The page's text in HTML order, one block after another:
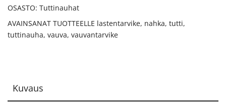
OSASTO: Tuttinauhat
AVAINSANAT TUOTTEELLE lastentarvike, nahka, tutti,
tuttinauha, vauva, vauvantarvike
Kuvaus